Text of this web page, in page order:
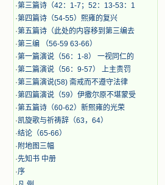
·第三篇诗（42：1-7；52：13-53：1
·第四篇诗（54-55）熙雍的复兴
·第五篇诗（此处的内容移到第三编去
·第三编 （56-59 63-66）
·第一篇演说（56：1-8） 一视同仁的
·第二篇演说（56：9-57） 上主责罚
·第三篇演说(58) 斋戒而不遵守法律
·第四篇演说（59）伊撒尔原不堪蒙受
·第五篇诗（60-62）新熙雍的光荣
·凯旋歌与祈祷辞（63，64）
·结论（65-66）
· 附地图三幅
·先知书 中册
·序